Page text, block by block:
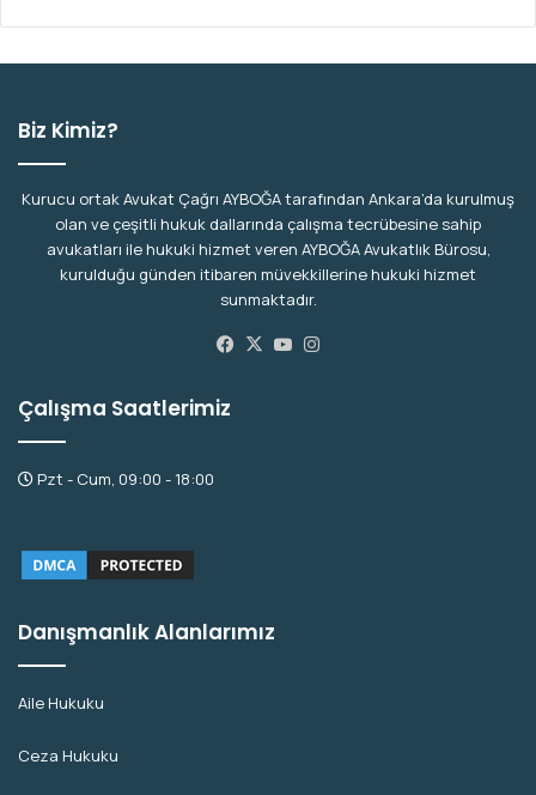
Biz Kimiz?
Kurucu ortak Avukat Çağrı AYBOĞA tarafından Ankara’da kurulmuş
olan ve çeşitli hukuk dallarında çalışma tecrübesine sahip
avukatları ile hukuki hizmet veren AYBOĞA Avukatlık Bürosu,
kurulduğu günden itibaren müvekkillerine hukuki hizmet
sunmaktadır.
Facebook
X YouTube
Çalışma Saatlerimiz
Pzt - Cum, 09:00 - 18:00
Danışmanlık Alanlarımız
Aile Hukuku
Ceza Hukuku